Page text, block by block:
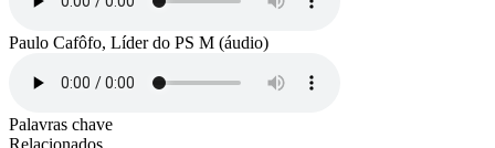
Paulo Cafôfo, Líder do PS M (áudio)
Palavras chave
Relacionados